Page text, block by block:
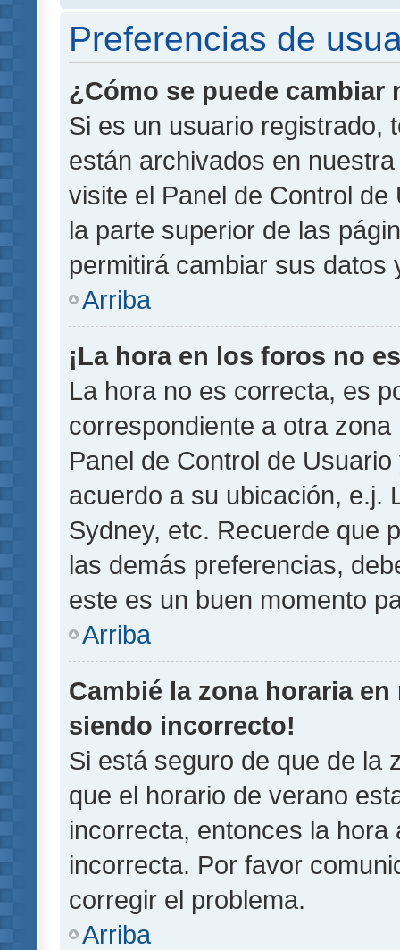
Preferencias de
¿Cómo se puede
Si es un usuario registrado,
están archivados en
visite el Panel de Control
la parte superior de las
permitirá cambiar sus datos
Arriba
¡La hora en los foros no
La hora no es correcta, es
correspondiente a otra
Panel de Control de
acuerdo a su ubicación, e.j.
Sydney, etc. Recuerde que
las demás preferencias,
este es un buen momento
Arriba
Cambié la zona horaria
siendo incorrecto!
Si está seguro de que de la
que el horario de verano
incorrecta, entonces la
incorrecta. Por favor
corregir el problema.
Arriba